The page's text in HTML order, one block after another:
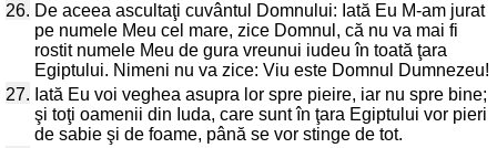
26. De aceea ascultaţi cuvântul Domnului: Iată Eu M-am jurat
pe numele Meu cel mare, zice Domnul, că nu va mai fi
rostit numele Meu de gura vreunui iudeu în toată ţara
Egiptului. Nimeni nu va zice: Viu este Domnul Dumnezeu!
27. Iată Eu voi veghea asupra lor spre pieire, iar nu spre bine;
şi toţi oamenii din Iuda, care sunt în ţara Egiptului vor pieri
de sabie şi de foame, până se vor stinge de tot.